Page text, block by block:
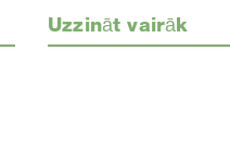
Uzzināt vairāk